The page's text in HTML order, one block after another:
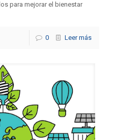
para mejorar el bienestar
0 Leer más